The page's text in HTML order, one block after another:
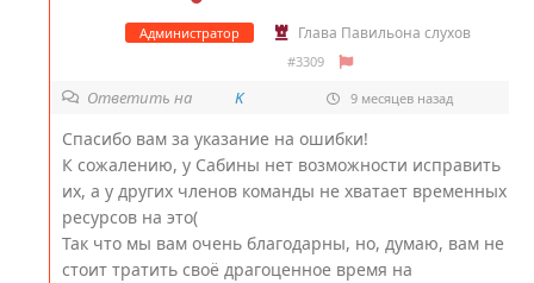
Администратор Глава Павильона слухов
#3309
Ответить на K 9 месяцев назад
Спасибо вам за указание на ошибки!
К сожалению, у Сабины нет возможности исправить
их, а у других членов команды не хватает временных
ресурсов на это(
Так что мы вам очень благодарны, но, думаю, вам не
стоит тратить своё драгоценное время на